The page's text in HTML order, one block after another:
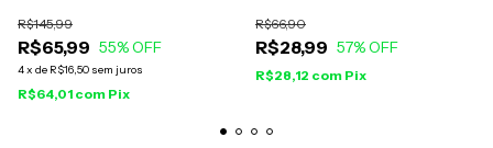
R$65,99
R$145,99
55% OFF
4x de R$16,50 sem juros
R$64,01 com Pix
R$28,99
R$66,90
57% OFF
R$28,12 com Pix